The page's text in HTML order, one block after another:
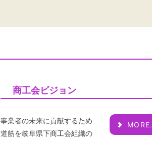
商工会ビジョン
事業者の未来に貢献するため
道筋を岐阜県下商工会組織の
MORE.